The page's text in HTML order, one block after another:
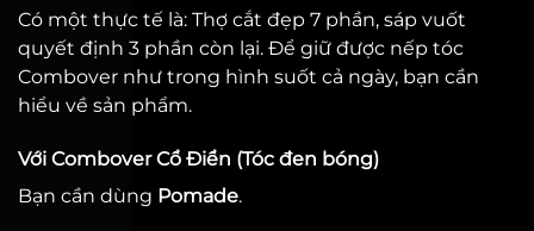
Có một thực tế là: Thợ cắt đẹp 7 phần, sáp vuốt
quyết định 3 phần còn lại. Để giữ được nếp tóc
Combover như trong hình suốt cả ngày, bạn cần
hiểu về sản phẩm.
Với Combover Cổ Điển (Tóc đen bóng)
Bạn cần dùng Pomade.